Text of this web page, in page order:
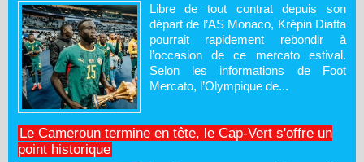
Libre de tout contrat depuis son
départ de l’AS Monaco, Krépin Diatta
pourrait rapidement rebondir à
l’occasion de ce mercato estival.
Selon les informations de Foot
Mercato, l’Olympique de...
Le Cameroun termine en tête, le Cap-Vert s'offre un
point historique